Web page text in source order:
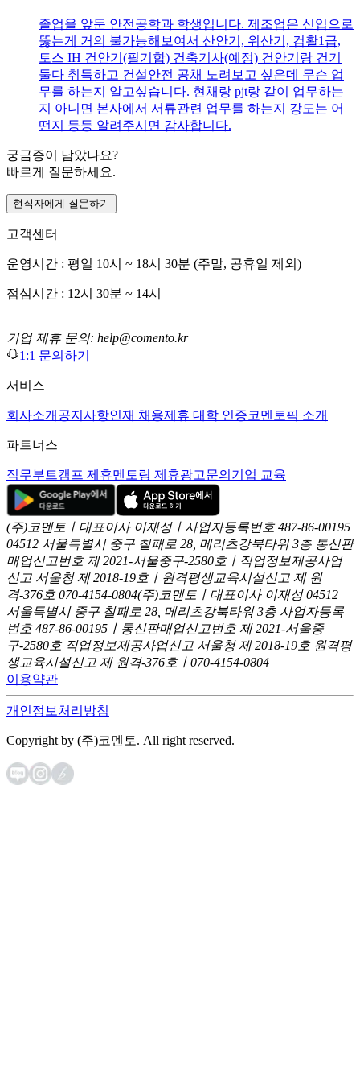
졸업을 앞둔 안전공학과 학생입니다. 제조업은 신입으로
뚫는게 거의 불가능해보여서 산안기, 위산기, 컴활1급,
토스 IH 건안기(필기합) 건축기사(예정) 건안기랑 건기
둘다 취득하고 건설안전 공채 노려보고 싶은데 무슨 업
무를 하는지 알고싶습니다. 현채랑 pjt랑 같이 업무하는
지 아니면 본사에서 서류관련 업무를 하는지 강도는 어
떤지 등등 알려주시면 감사합니다.
궁금증이 남았나요?
빠르게 질문하세요.
현직자에게 질문하기
고객센터
운영시간 : 평일 10시 ~ 18시 30분 (주말, 공휴일 제외)
점심시간 : 12시 30분 ~ 14시
기업 제휴 문의: help@comento.kr
1:1 문의하기
서비스
회사소개 공지사항인재 채용제휴 대학 인증코멘토픽 소개
파트너스
직무부트캠프 제휴멘토링 제휴광고문의 기업 교육
(주)코멘토ㅣ대표이사 이재성ㅣ사업자등록번호 487-86-00195
04512 서울특별시 중구 칠패로 28, 메리츠강북타워 3층 통신판
매업신고번호 제 2021-서울중구-2580호ㅣ직업정보제공사업
신고 서울청 제 2018-19호ㅣ원격평생교육시설신고 제 원
격-376호 070-4154-0804(주)코멘토ㅣ대표이사 이재성 04512
서울특별시 중구 칠패로 28, 메리츠강북타워 3층 사업자등록
번호 487-86-00195ㅣ통신판매업신고번호 제 2021-서울중
구-2580호 직업정보제공사업신고 서울청 제 2018-19호 원격평
생교육시설신고 제 원격-376호ㅣ070-4154-0804
이용약관
개인정보처리방침
Copyright by (주)코멘토. All right reserved.